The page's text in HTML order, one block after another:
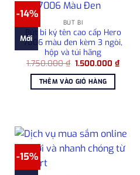
-14%
Mới
BÚT BI
Bút bi ký tên cao cấp Hero
7006 màu đen kèm 3 ngòi,
hộp và túi hãng
1.750.000₫ Giá
là:
1.750.000 ₫.
1.500.000₫Giá
hiện
THÊM VÀO GIỎ HÀNG
-15%